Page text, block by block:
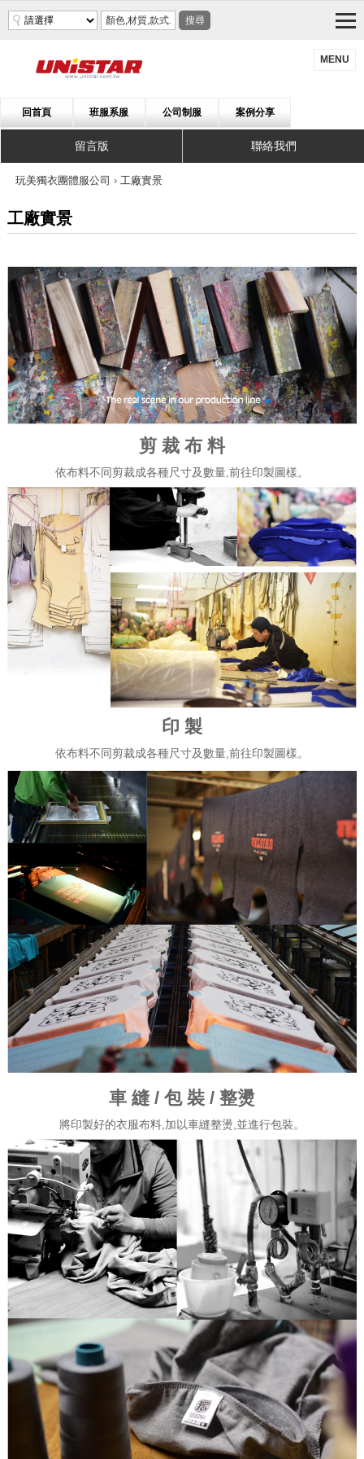
MENU
回首頁 班服系服 公司制服 案例分享
留言版 聯絡我們
搜尋
玩美獨衣團體服公司 › 工廠實景
工廠實景
剪 裁 布 料
依布料不同剪裁成各種尺寸及數量,前往印製圖樣。
印 製
依布料不同剪裁成各種尺寸及數量,前往印製圖樣。
車 縫 / 包 裝 / 整燙
將印製好的衣服布料,加以車縫整燙,並進行包裝。